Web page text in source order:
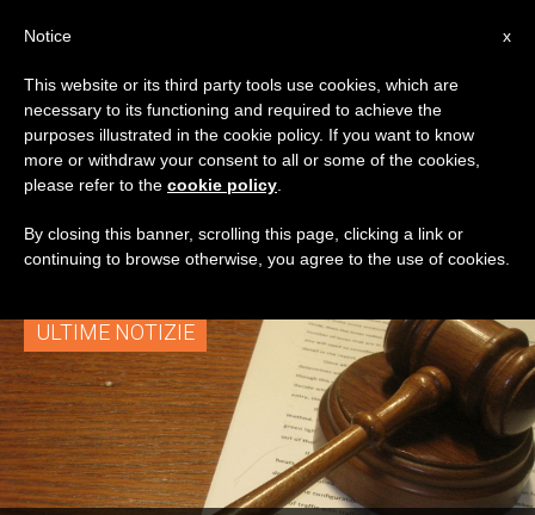
TAG
Posts Tagged
‘benedizioni A Scuola’
ULTIME NOTIZIE
x
Notice
This website or its third party tools use cookies, which are
necessary to its functioning and required to achieve the
purposes illustrated in the cookie policy. If you want to know
more or withdraw your consent to all or some of the cookies,
please refer to the cookie policy
By closing this banner, scrolling this page, clicking a link or
continuing to browse otherwise, you agree to the use of cookies.